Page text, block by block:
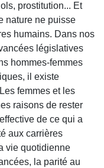
prostitution... Et
nature ne puisse
humains. Dans nos
législatives
hommes-femmes
il existe
femmes et les
raisons de rester
de ce qui a
aux carrières
vie quotidienne
la parité au